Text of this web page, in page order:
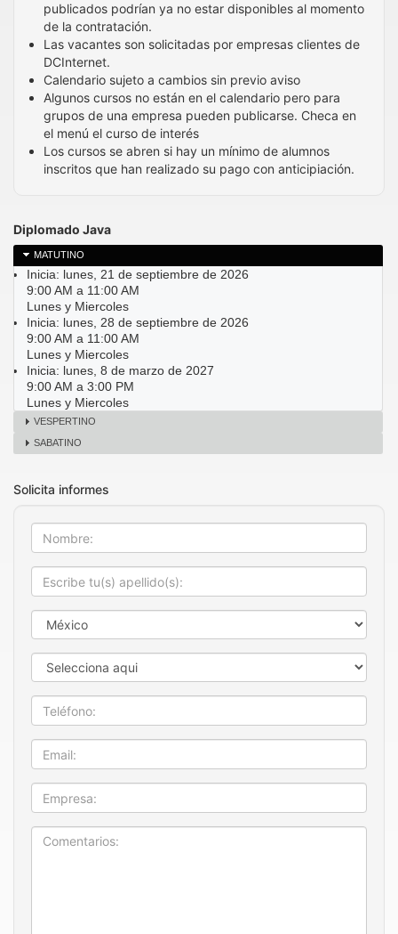
publicados podrían ya no estar disponibles al momento
de la contratación.
Las vacantes son solicitadas por empresas clientes de
DCInternet.
Calendario sujeto a cambios sin previo aviso
Algunos cursos no están en el calendario pero para
grupos de una empresa pueden publicarse. Checa en
el menú el curso de interés
Los cursos se abren si hay un mínimo de alumnos
inscritos que han realizado su pago con anticipiación.
Diplomado Java
MATUTINO
Inicia: lunes, 21 de septiembre de 2026
9:00 AM a 11:00 AM
Lunes y Miercoles
Inicia: lunes, 28 de septiembre de 2026
9:00 AM a 11:00 AM
Lunes y Miercoles
Inicia: lunes, 8 de marzo de 2027
9:00 AM a 3:00 PM
Lunes y Miercoles
VESPERTINO
SABATINO
Solicita informes
Nombre
Apellido
País
Estado
Teléfono
Email
Empresa